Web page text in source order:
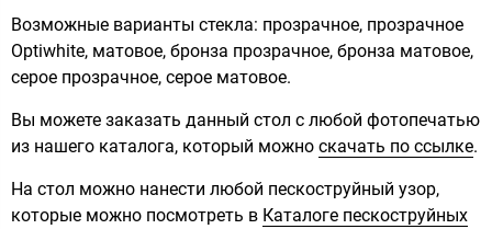
Возможные варианты стекла: прозрачное, прозрачное
Optiwhite, матовое, бронза прозрачное, бронза матовое,
серое прозрачное, серое матовое.
Вы можете заказать данный стол с любой фотопечатью
из нашего каталога, который можно скачать по ссылке.
На стол можно нанести любой пескоструйный узор,
которые можно посмотреть в Каталоге пескоструйных